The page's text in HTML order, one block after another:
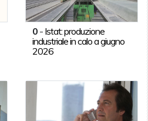
0 - Istat: produzione
industriale in calo a giugno
2026